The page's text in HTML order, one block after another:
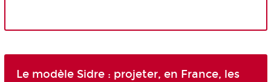
Le modèle Sidre : projeter, en France, les